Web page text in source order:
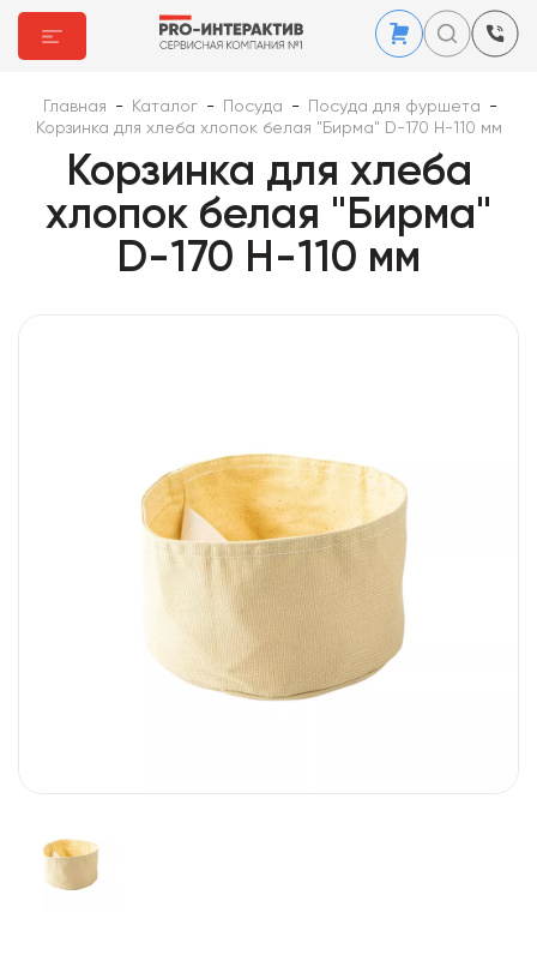
Главная - Каталог - Посуда - Посуда для фуршета
-
Корзинка для хлеба хлопок белая "Бирма" D-170 Н-110 мм
Корзинка для хлеба
хлопок белая "Бирма"
D-170 Н-110 мм